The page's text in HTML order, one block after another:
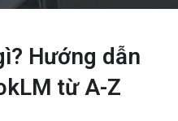
Hướng dẫn
từ A-Z